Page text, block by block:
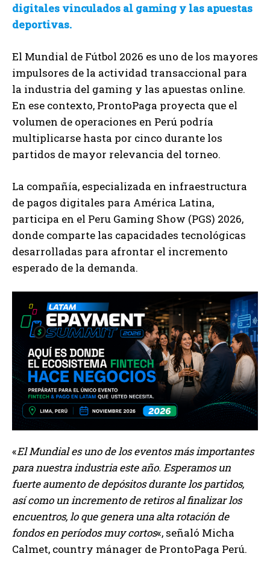
digitales vinculados al gaming y las apuestas
deportivas.
El Mundial de Fútbol 2026 es uno de los mayores
impulsores de la actividad transaccional para
la industria del gaming y las apuestas online.
En ese contexto, ProntoPaga proyecta que el
volumen de operaciones en Perú podría
multiplicarse hasta por cinco durante los
partidos de mayor relevancia del torneo.
La compañía, especializada en infraestructura
de pagos digitales para América Latina,
participa en el Peru Gaming Show (PGS) 2026,
donde comparte las capacidades tecnológicas
desarrolladas para afrontar el incremento
esperado de la demanda.
«El Mundial es uno de los eventos más importantes
para nuestra industria este año. Esperamos un
fuerte aumento de depósitos durante los partidos,
así como un incremento de retiros al finalizar los
encuentros, lo que genera una alta rotación de
fondos en períodos muy cortos«, señaló Micha
Calmet, country mánager de ProntoPaga Perú.